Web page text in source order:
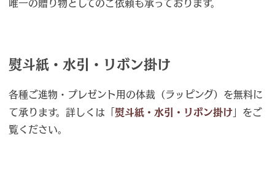
唯一の贈り物としてのご依頼も承っております。
熨斗紙・水引・リボン掛け
各種ご進物・プレゼント用の体裁（ラッピング）を無料に
て承ります。詳しくは「 熨斗紙・水引・リボン掛け 」をご
覧ください。